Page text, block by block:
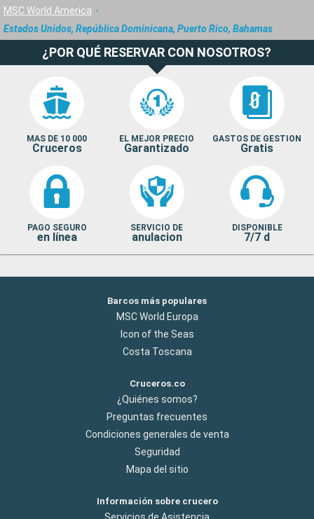
MSC World America
Estados Unidos, República Dominicana, Puerto Rico, Bahamas
¿POR QUÉ RESERVAR CON NOSOTROS?
MAS DE 10 000
Cruceros
EL MEJOR PRECIO
Garantizado
GASTOS DE GESTION
Gratis
PAGO SEGURO
en línea
SERVICIO DE
anulacion
DISPONIBLE
7/7 d
Barcos más populares
MSC World Europa
Icon of the Seas
Costa Toscana
Cruceros.co
¿Quiénes somos?
Preguntas frecuentes
Condiciones generales de venta
Seguridad
Mapa del sitio
Información sobre crucero